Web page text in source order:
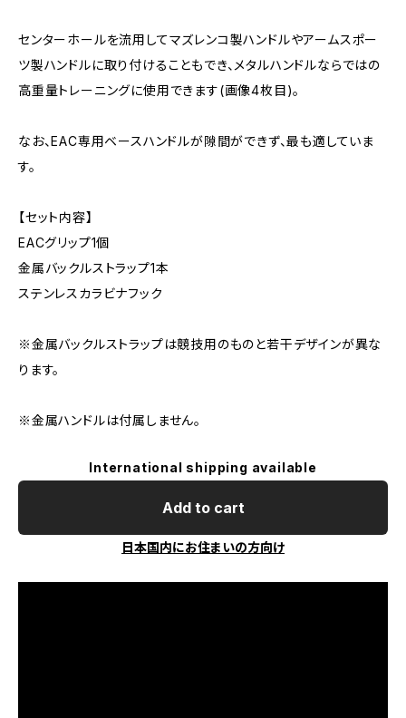
センターホールを流用してマズレンコ製ハンドルやアームスポー
ツ製ハンドルに取り付けることもでき、メタルハンドルならではの
高重量トレーニングに使用できます(画像4枚目)。
なお、EAC専用ベースハンドルが隙間ができず、最も適していま
す。
【セット内容】
EACグリップ1個
金属バックルストラップ1本
ステンレスカラビナフック
※金属バックルストラップは競技用のものと若干デザインが異な
ります。
※金属ハンドルは付属しません。
International shipping available
Add to cart
日本国内にお住まいの方向け